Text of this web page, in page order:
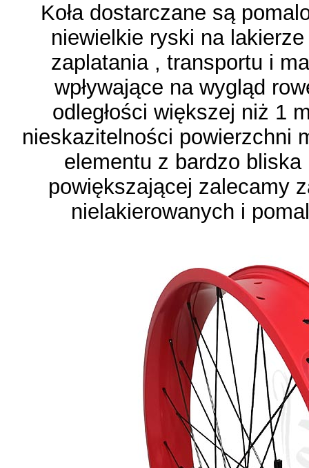
Koła dostarczane są
niewielkie ryski na
zaplatania , transportu i
wpływające na wygląd
odległości większej niż 1
nieskazitelności powierzchni
elementu z bardzo
powiększającej zalecamy
nielakierowanych i